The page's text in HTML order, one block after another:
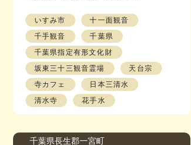
いすみ市
十一面観音
千手観音
千葉県
千葉県指定有形文化財
坂東三十三観音霊場
天台宗
寺カフェ
日本三清水
清水寺
花手水
千葉県長生郡一宮町